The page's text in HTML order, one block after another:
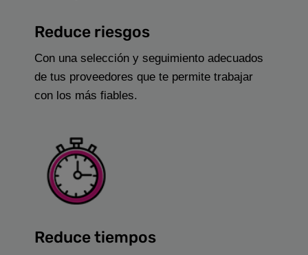
Reduce riesgos
Con una selección y seguimiento adecuados
de tus proveedores que te permite trabajar
con los más fiables.
Reduce tiempos